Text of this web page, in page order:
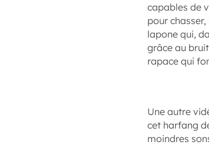
capables de
pour
lapone qui,
grâce au
rapace qui
Une autre
cet harfang
moindres